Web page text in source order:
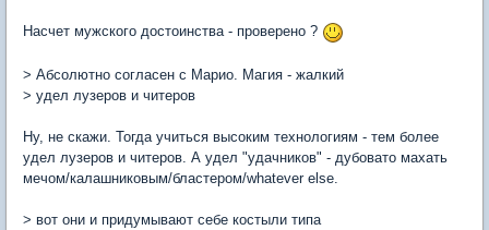
Насчет мужского достоинства - проверено ?
> Абсолютно согласен с Марио. Магия - жалкий
> удел лузеров и читеров
Ну, не скажи. Тогда учиться высоким технологиям - тем более
удел лузеров и читеров. А удел "удачников" - дубовато махать
мечом/калашниковым/бластером/whatever else.
> вот они и придумывают себе костыли типа